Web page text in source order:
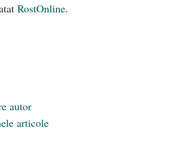
RostOnline.
autor
articole